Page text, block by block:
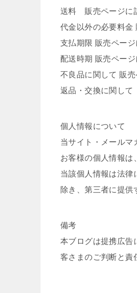
送料 販売ページに
代金以外の必要料金
支払期限 販売ページ
配送時期 販売ページ
不良品に関して 販
返品・交換に関し
個人情報について
当サイト・メールマ
お客様の個人情報は
当該個人情報は法律
除き、第三者に提供
備考
本ブログは提携広告
客さまのご判断と責